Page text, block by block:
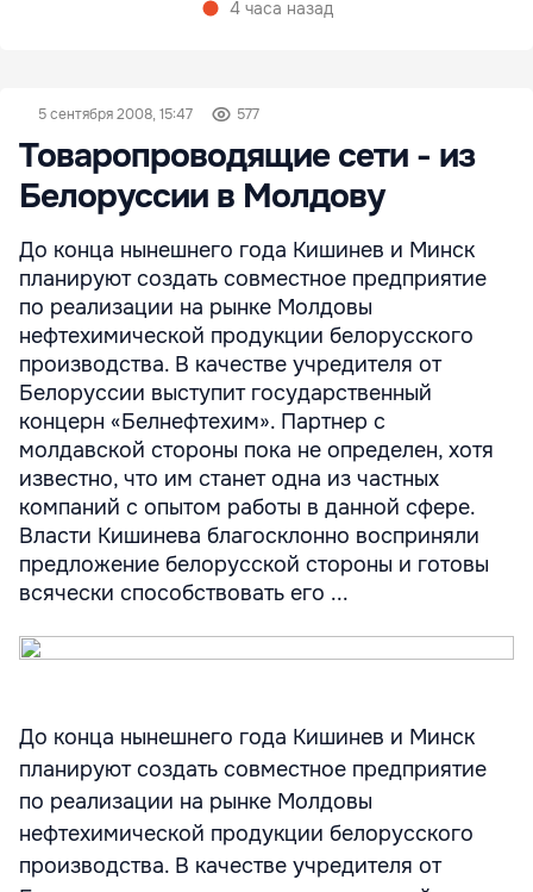
4 часа назад
5 сентября 2008, 15:47 577
Товаропроводящие сети - из
Белоруссии в Молдову
До конца нынешнего года Кишинев и Минск
планируют создать совместное предприятие
по реализации на рынке Молдовы
нефтехимической продукции белорусского
производства. В качестве учредителя от
Белоруссии выступит государственный
концерн «Белнефтехим». Партнер с
молдавской стороны пока не определен, хотя
известно, что им станет одна из частных
компаний с опытом работы в данной сфере.
Власти Кишинева благосклонно восприняли
предложение белорусской стороны и готовы
всячески способствовать его ...
До конца нынешнего года Кишинев и Минск
планируют создать совместное предприятие
по реализации на рынке Молдовы
нефтехимической продукции белорусского
производства. В качестве учредителя от